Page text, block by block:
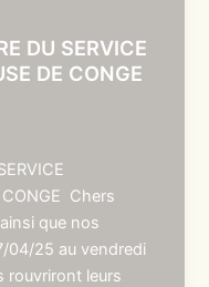
DU SERVICE
DE CONGE
CONGE Chers
que nos
04/25 au vendredi
rouvriront leurs